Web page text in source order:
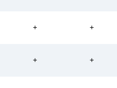
+ +
+ +